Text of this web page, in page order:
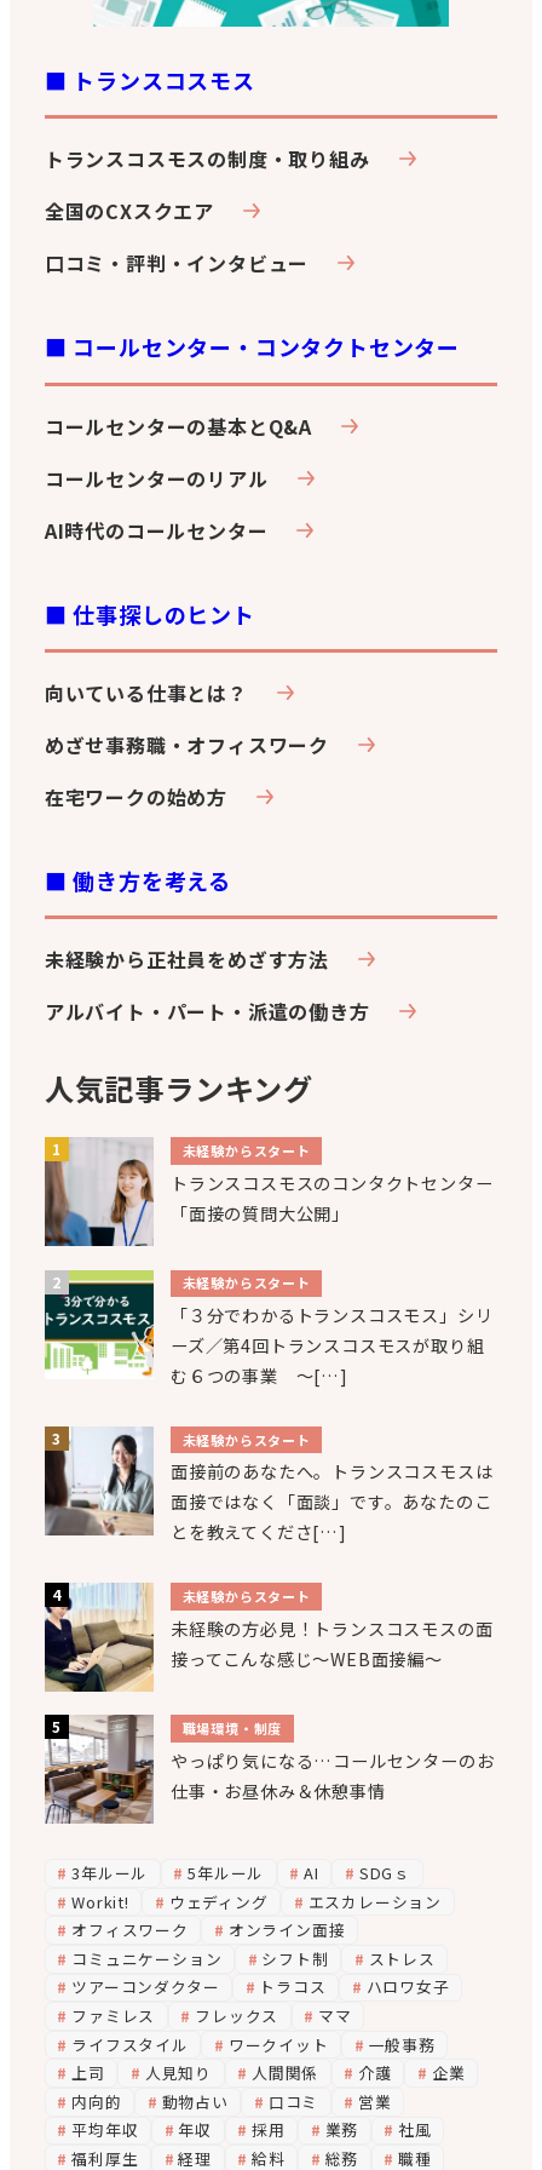
■ トランスコスモス
トランスコスモスの制度・取り組み
全国のCXスクエア
口コミ・評判・インタビュー
■ コールセンター・コンタクトセンター
コールセンターの基本とQ&A
コールセンターのリアル
AI時代のコールセンター
■ 仕事探しのヒント
向いている仕事とは？
めざせ事務職・オフィスワーク
在宅ワークの始め方
■ 働き方を考える
未経験から正社員をめざす方法
アルバイト・パート・派遣の働き方
人気記事ランキング
未経験からスタート
トランスコスモスのコンタクトセンター
「面接の質問大公開」
未経験からスタート
「３分でわかるトランスコスモス」シリ
ーズ／第4回トランスコスモスが取り組
む６つの事業 ～[…]
未経験からスタート
面接前のあなたへ。トランスコスモスは
面接ではなく「面談」です。あなたのこ
とを教えてくださ[…]
未経験からスタート
未経験の方必見！トランスコスモスの面
接ってこんな感じ～WEB面接編～
職場環境・制度
やっぱり気になる…コールセンターのお
仕事・お昼休み＆休憩事情
3年ルール 5年ルール AI
SDGｓ
Workit!
ウェディング
エスカレーション
オフィスワーク
オンライン面接
コミュニケーション
シフト制
ストレス
ツアーコンダクター
トラコス
ハロワ女子
ファミレス
フレックス
ママ
ライフスタイル
ワークイット
一般事務
上司
人見知り 人間関係 介護
企業
内向的
動物占い 口コミ
営業
平均年収
年収 採用 業務
社風
福利厚生
経理 給料 総務 職種